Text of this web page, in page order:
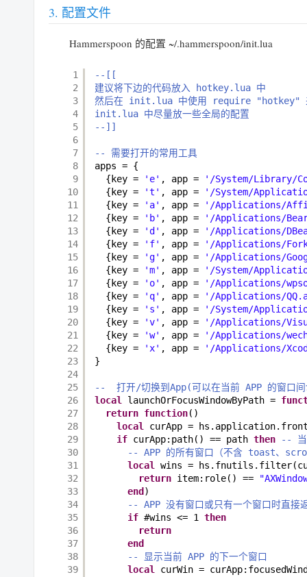
配置文件
Hammerspoon 的配置 ~/.hammerspoon/init.lua
1
2
3
4
5
6
7
8
9
10
11
12
13
14
15
16
17
18
19
20
21
22
23
24
25
26
27
28
29
30
31
32
33
34
35
36
37
38
39
--[[
建议将下边的代码放入 hotkey.lua 中
然后在 init.lua 中使用 require "hotkey"
init.lua 中尽量放一些全局的配置
--]]
-- 需要打开的常用工具
apps = {
{key =
'e' , app =
'/System/Library/
{key =
't' , app =
'/System/
{key =
'a' , app =
'/Applications/
{key =
'b' , app =
'/Applications/
{key =
'd' , app =
'/Applications/
{key =
'f' , app =
'/Applications/
{key =
'g' , app =
'/Applications/
{key =
'm' , app =
'/System/
{key =
'o' , app =
'/Applications/
{key =
'q' , app =
'/Applications/
{key =
's' , app =
'/System/
{key =
'v' , app =
'/Applications/
{key =
'w' , app =
'/Applications/
{key =
'x' , app =
'/Applications/
}
--  打开/切换到App(可以在当前 APP 的窗口
local
launchOrFocusWindowByPath =
return function()
local
curApp =
if curApp:path() == path then
-- 当
-- APP 的所有窗口（不含 toast、
local
wins =
return item:role() ==
end)
-- APP 没有窗口或只有一个窗口时直
if #wins <= 1 then
return
end
-- 显示当前 APP 的下一个窗口
local
curWin =